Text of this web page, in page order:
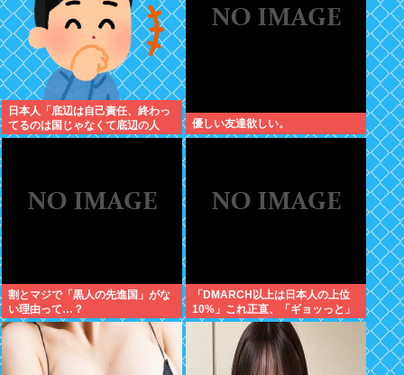
日本人「底辺は自己責任、終わっ
てるのは国じゃなくて底辺の人
生」←これ
優しい友達欲しい。
割とマジで「黒人の先進国」がな
い理由って…？
「DMARCH以上は日本人の上位
10%」これ正直、「ギョッっと」
するよなあ…職場でもMARCH同
以下の低学歴とかあんまり観ない